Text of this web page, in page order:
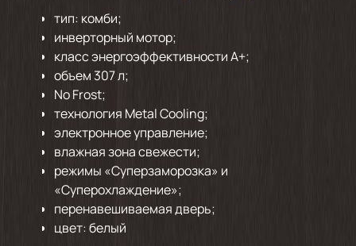
тип: комби;
инверторный мотор;
класс энергоэффективности А+;
объем 307 л;
No Frost;
технология Metal Cooling;
электронное управление;
влажная зона свежести;
режимы «Суперзаморозка» и
«Суперохлаждение»;
перенавешиваемая дверь;
цвет: белый